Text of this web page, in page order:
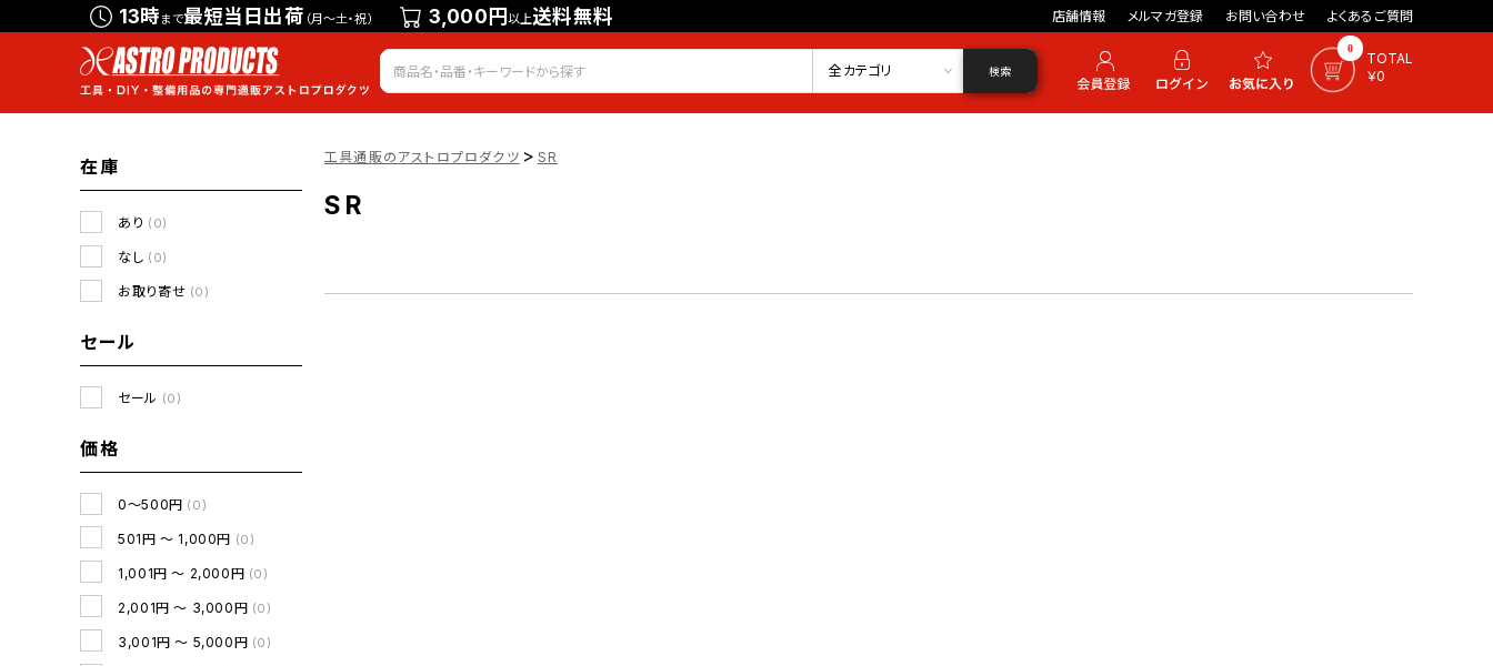
13時まで最短当日出荷 （月～土・祝） 3,000円以上送料無料 店舗情報 メルマガ登録 お問い合わせ よくあるご質問
会員登録 ログイン お気に入り 0
TOTAL
￥0
全カテゴリ 検索
在庫
あり (0)
なし (0)
お取り寄せ (0)
セール
セール (0)
価格
0～500円 (0)
501円 ～ 1,000円 (0)
1,001円 ～ 2,000円 (0)
2,001円 ～ 3,000円 (0)
3,001円 ～ 5,000円 (0)
工具通販のアストロプロダクツ > SR
SR